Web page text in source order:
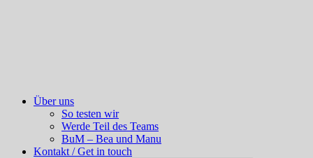
Über uns
So testen wir
Werde Teil des Teams
BuM – Bea und Manu
Kontakt / Get in touch